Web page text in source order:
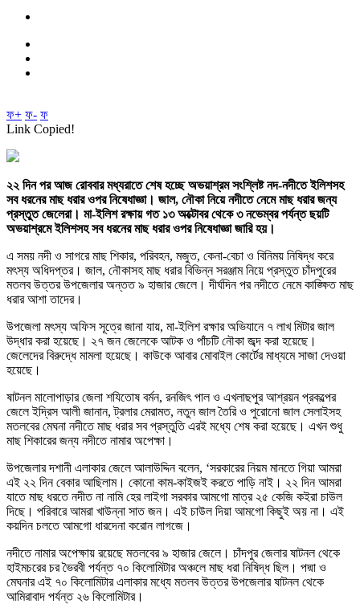
ফ+ ফ- ফ
Link Copied!
২২ দিন পর আজ রোববার মধ্যরাতে শেষ হচ্ছে অভয়াশ্রম সংশ্লিষ্ট নদ-নদীতে ইলিশসহ
সব ধরনের মাছ ধরার ওপর নিষেধাজ্ঞা। জাল, নৌকা নিয়ে নদীতে নেমে মাছ ধরার জন্য
প্রস্তুত জেলেরা। মা-ইলিশ রক্ষায় গত ১৩ অক্টোবর থেকে ৩ নভেম্বর পর্যন্ত ছয়টি
অভয়াশ্রমে ইলিশসহ সব ধরনের মাছ ধরার ওপর নিষেধাজ্ঞা জারি হয়।
এ সময় নদী ও সাগরে মাছ শিকার, পরিবহন, মজুত, কেনা-বেচা ও বিনিময় নিষিদ্ধ করে
মৎস্য অধিদপ্তর। জাল, নৌকাসহ মাছ ধরার বিভিন্ন সরঞ্জাম নিয়ে প্রস্তুত চাঁদপুরের
মতলব উত্তর উপজেলার অন্তত ৯ হাজার জেলে। দীর্ঘদিন পর নদীতে নেমে কাঙ্ক্ষিত মাছ
ধরার আশা তাদের।
উপজেলা মৎস্য অফিস সূত্রে জানা যায়, মা-ইলিশ রক্ষার অভিযানে ৭ লাখ মিটার জাল
উদ্ধার করা হয়েছে। ২৭ জন জেলেকে আটক ও পাঁচটি নৌকা জব্দ করা হয়েছে।
জেলেদের বিরুদ্ধে মামলা হয়েছে। কাউকে আবার মোবাইল কোর্টের মাধ্যমে সাজা দেওয়া
হয়েছে।
ষাটনল মালোপাড়ার জেলা শযিতোষ বর্মন, রনজিৎ পাল ও এখলাছপুর আশ্রয়ন প্রকল্পের
জেলে ইদ্রিস আলী জানান, ট্রলার মেরামত, নতুন জাল তৈরি ও পুরোনো জাল সেলাইসহ
মতলবের মেঘনা নদীতে মাছ ধরার সব প্রস্তুতি এরই মধ্যে শেষ করা হয়েছে। এখন শুধু
মাছ শিকারের জন্য নদীতে নামার অপেক্ষা।
উপজেলার দশানী এলাকার জেলে আলাউদ্দিন বলেন, ‘সরকারের নিয়ম মানতে গিয়া আমরা
এই ২২ দিন বেকার আছিলাম। কোনো কাম-কাইজই করতে পাড়ি নাই। ২২ দিন আমরা
যাতে মাছ ধরতে নদীত না নামি হের লাইগা সরকার আমগো মাত্র ২৫ কেজি কইরা চাউল
দিছে। পরিবারে আমরা খাউন্না সাত জন। এই চাউল দিয়া আমগো কিছুই অয় না। এই
কয়দিন চলতে আমগো ধারদেনা করোন লাগজে।
নদীতে নামার অপেক্ষায় রয়েছে মতলবের ৯ হাজার জেলে। চাঁদপুর জেলার ষাটনল থেকে
হাইমচরের চর ভৈরবী পর্যন্ত ৭০ কিলোমিটার অঞ্চলে মাছ ধরা নিষিদ্ধ ছিল। পদ্মা ও
মেঘনার এই ৭০ কিলোমিটার এলাকার মধ্যে মতলব উত্তর উপজেলার ষাটনল থেকে
আমিরাবাদ পর্যন্ত ২৬ কিলোমিটার।